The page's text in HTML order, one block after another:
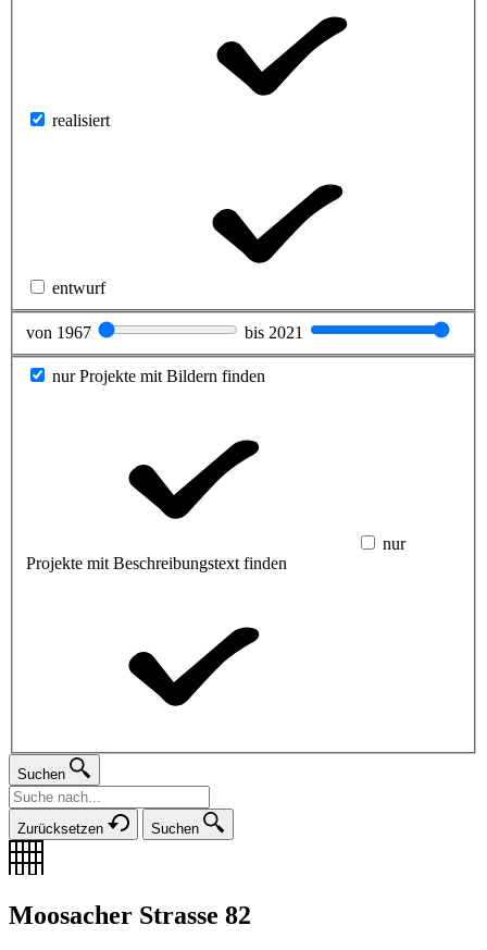
realisiert
entwurf
von 1967 bis 2021
nur Projekte mit Bildern finden
nur
Projekte mit Beschreibungstext finden
Suchen
Zurücksetzen Suchen
Moosacher Strasse 82